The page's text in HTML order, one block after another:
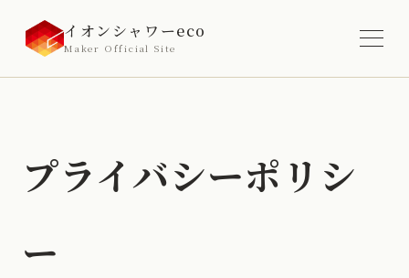
イオンシャワーeco
Maker Official Site
プライバシーポリシ
ー